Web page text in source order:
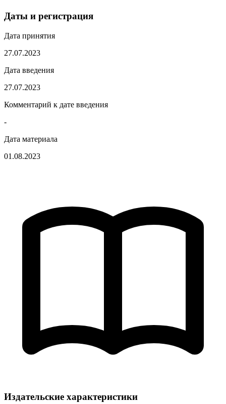
Даты и регистрация
Дата принятия
27.07.2023
Дата введения
27.07.2023
Комментарий к дате введения
-
Дата материала
01.08.2023
Издательские характеристики